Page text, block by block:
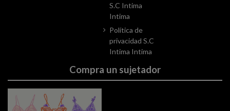
S.C Intima
Intima
Política de
privacidad S.C
Intima Intima
Compra un sujetador